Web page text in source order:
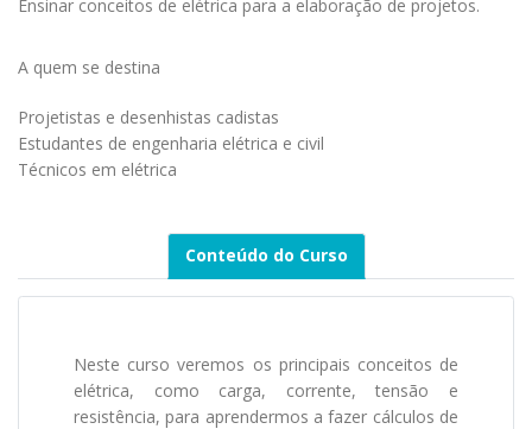
Ensinar conceitos de elétrica para a elaboração de projetos.
A quem se destina
Projetistas e desenhistas cadistas
Estudantes de engenharia elétrica e civil
Técnicos em elétrica
Conteúdo do Curso
Neste curso veremos os principais conceitos de
elétrica, como carga, corrente, tensão e
resistência, para aprendermos a fazer cálculos de